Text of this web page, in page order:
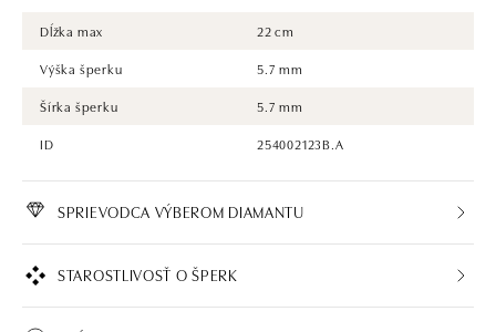
Dĺžka max
22 cm
Výška šperku
5.7 mm
Šírka šperku
5.7 mm
ID
254002123B.A
SPRIEVODCA VÝBEROM DIAMANTU
STAROSTLIVOSŤ O ŠPERK